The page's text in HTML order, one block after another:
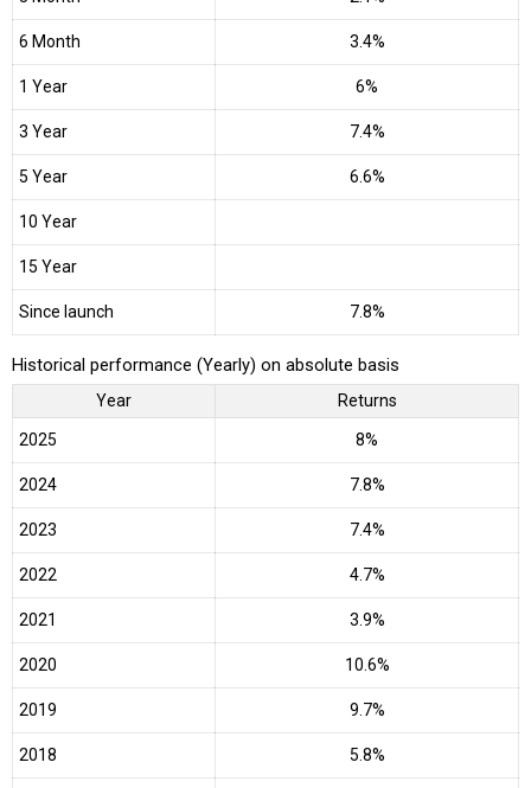
6 Month 3.4%
1 Year 6%
3 Year 7.4%
5 Year 6.6%
10 Year
15 Year
Since launch 7.8%
Historical performance (Yearly) on absolute basis
Year Returns
2025 8%
2024 7.8%
2023 7.4%
2022 4.7%
2021 3.9%
2020 10.6%
2019 9.7%
2018 5.8%